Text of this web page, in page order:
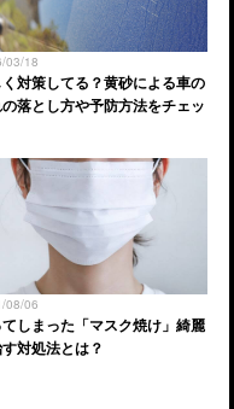
03/18
対策してる？黄砂による車の
落とし方や予防方法をチェッ
08/06
しまった「マスク焼け」綺麗
対処法とは？